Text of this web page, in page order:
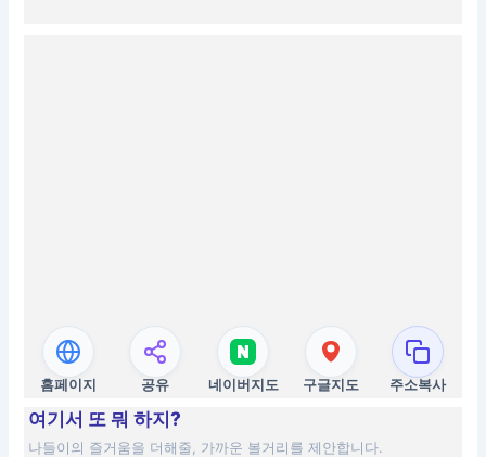
홈페이지 공유 네이버지도 구글지도 주소복사
여기서 또 뭐 하지?
나들이의 즐거움을 더해줄, 가까운 볼거리를 제안합니다.